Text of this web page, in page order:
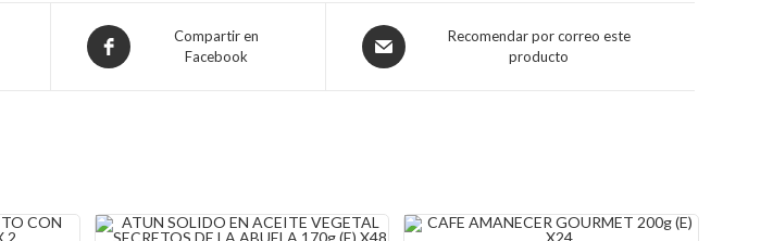
Opens
in
Compartir en
Facebook
Opens
in
Recomendar por correo este
producto